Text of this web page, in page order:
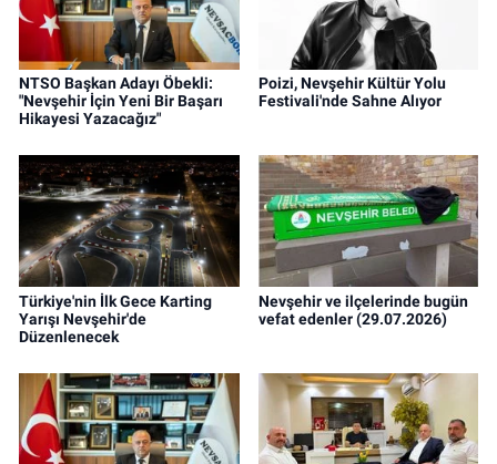
NTSO Başkan Adayı Öbekli:
"Nevşehir İçin Yeni Bir Başarı
Hikayesi Yazacağız"
Poizi, Nevşehir Kültür Yolu
Festivali'nde Sahne Alıyor
Türkiye'nin İlk Gece Karting
Yarışı Nevşehir'de
Düzenlenecek
Nevşehir ve ilçelerinde bugün
vefat edenler (29.07.2026)